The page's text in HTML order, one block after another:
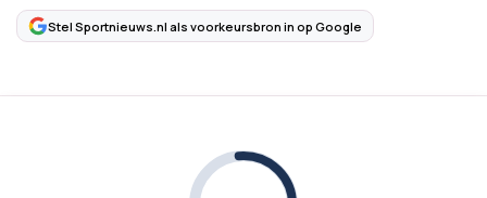
Stel Sportnieuws.nl als voorkeursbron in op Google